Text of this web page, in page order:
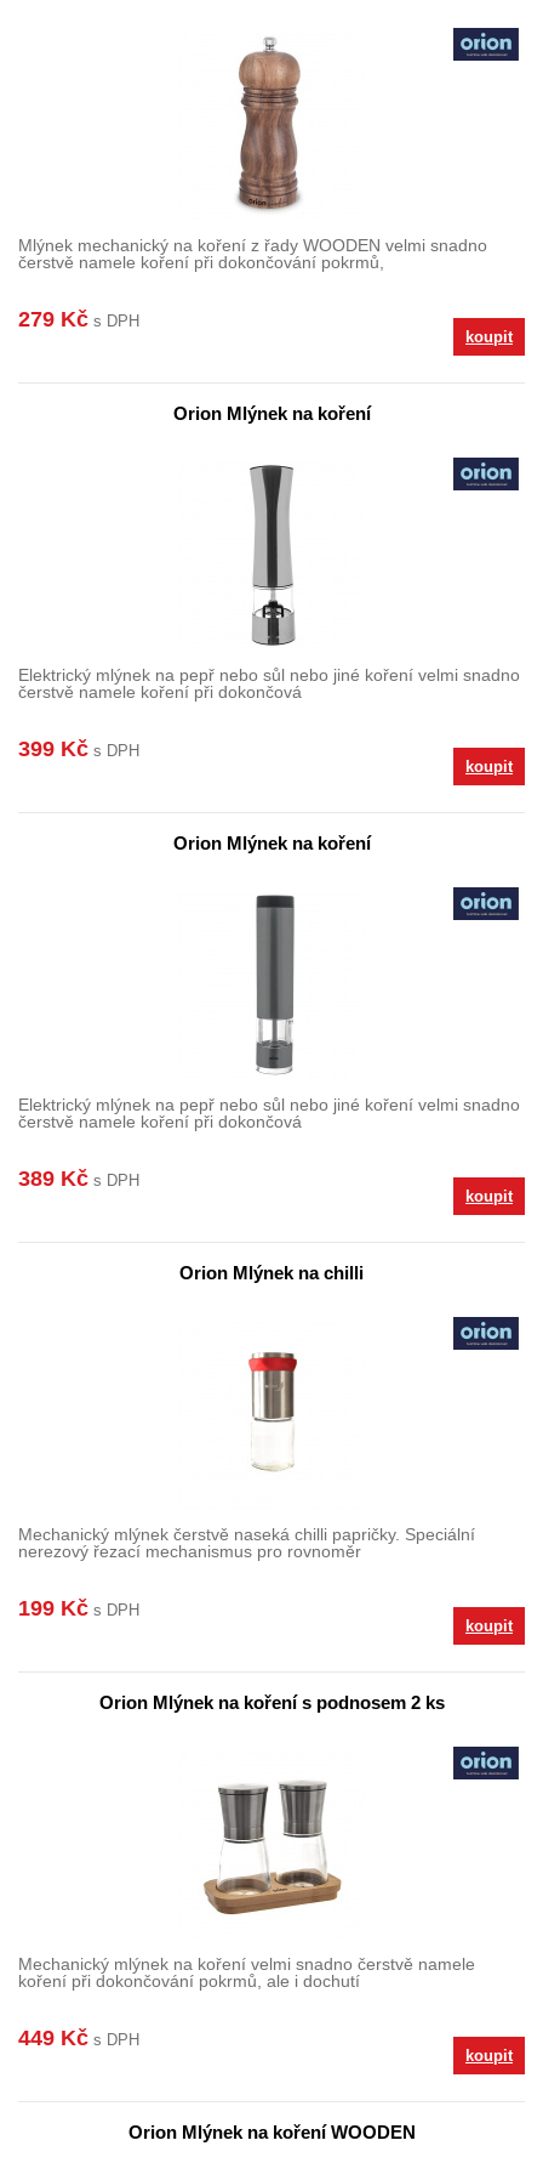
Mlýnek mechanický na koření z řady WOODEN velmi snadno
čerstvě namele koření při dokončování pokrmů,
279 Kč s DPH
koupit
Orion Mlýnek na koření
Elektrický mlýnek na pepř nebo sůl nebo jiné koření velmi snadno
čerstvě namele koření při dokončová
399 Kč s DPH
koupit
Orion Mlýnek na koření
Elektrický mlýnek na pepř nebo sůl nebo jiné koření velmi snadno
čerstvě namele koření při dokončová
389 Kč s DPH
koupit
Orion Mlýnek na chilli
Mechanický mlýnek čerstvě naseká chilli papričky. Speciální
nerezový řezací mechanismus pro rovnoměr
199 Kč s DPH
koupit
Orion Mlýnek na koření s podnosem 2 ks
Mechanický mlýnek na koření velmi snadno čerstvě namele
koření při dokončování pokrmů, ale i dochutí
449 Kč s DPH
koupit
Orion Mlýnek na koření WOODEN